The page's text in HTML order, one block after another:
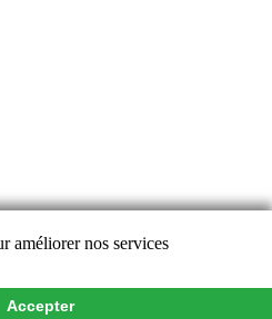
améliorer nos services
Accepter